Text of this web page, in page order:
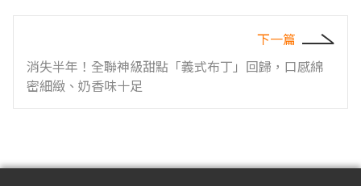
下一篇
消失半年！全聯神級甜點「義式布丁」回歸，口感綿
密細緻、奶香味十足